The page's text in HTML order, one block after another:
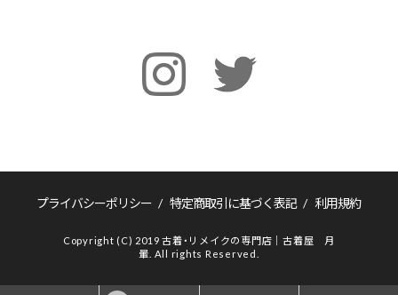
プライバシーポリシー / 特定商取引に基づく表記 / 利用規約
Copyright (C) 2019 古着・リメイクの専門店｜古着屋 月
暈. All rights Reserved.